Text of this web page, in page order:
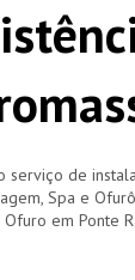
serviço de
Spa e
em Ponte